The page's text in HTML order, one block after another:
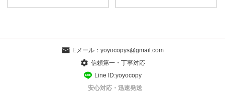
Eメール： yoyocopys@gmail.com
信頼第一・丁寧対応
Line ID:yoyocopy
安心対応・迅速発送